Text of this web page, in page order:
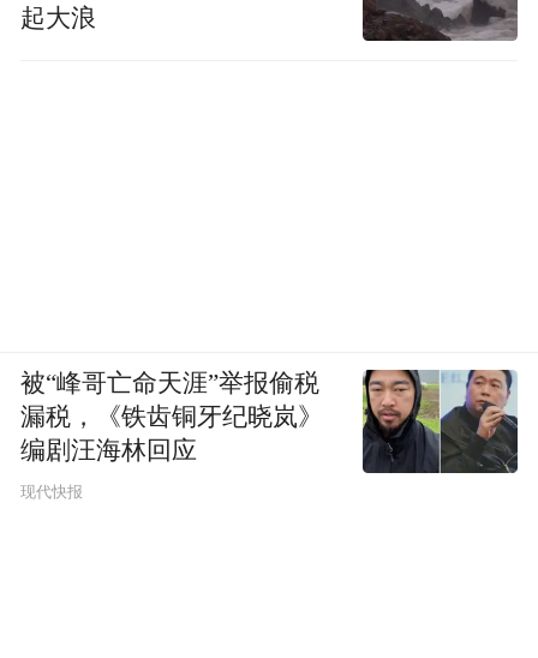
起大浪
被“峰哥亡命天涯”举报偷税
漏税，《铁齿铜牙纪晓岚》
编剧汪海林回应
现代快报